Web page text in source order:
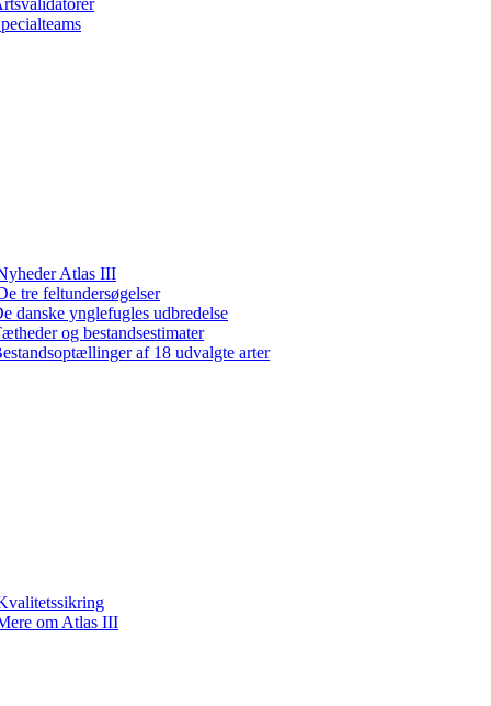
Atlas III
tre feltundersøgelser
danske ynglefugles udbredelse
og bestandsestimater
af 18 udvalgte arter
om Atlas III